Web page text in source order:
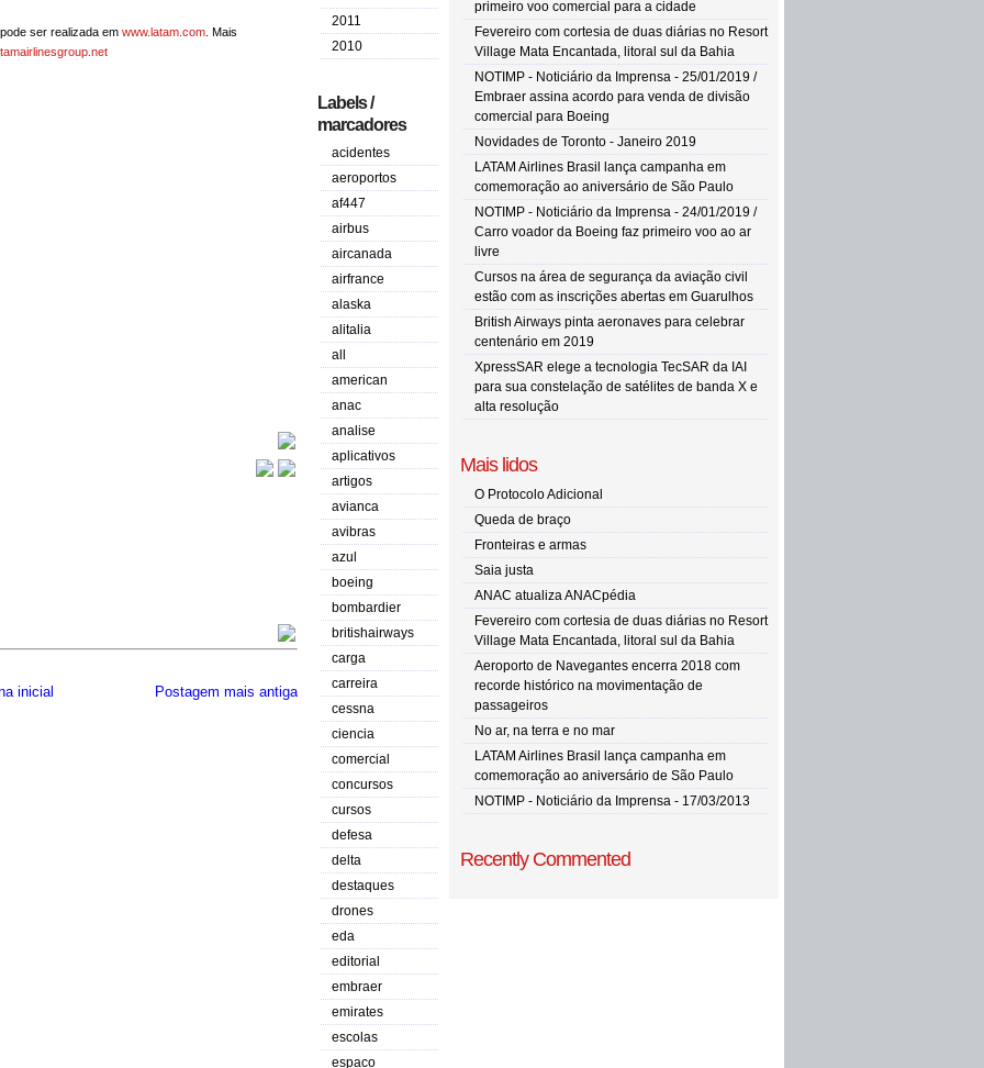
ser realizada em www.latam.com . Mais
Postagem mais antiga
inicial
2011
2010
Labels /
marcadores
acidentes
aeroportos
af447
airbus
aircanada
airfrance
alaska
alitalia
all
american
anac
analise
aplicativos
artigos
avianca
avibras
azul
boeing
bombardier
britishairways
carga
carreira
cessna
ciencia
comercial
concursos
cursos
defesa
delta
destaques
drones
eda
editorial
embraer
emirates
escolas
espaco
primeiro voo comercial para a cidade
Fevereiro com cortesia de duas diárias no Resort
Village Mata Encantada, litoral sul da Bahia
NOTIMP - Noticiário da Imprensa - 25/01/2019 /
Embraer assina acordo para venda de divisão
comercial para Boeing
Novidades de Toronto - Janeiro 2019
LATAM Airlines Brasil lança campanha em
comemoração ao aniversário de São Paulo
NOTIMP - Noticiário da Imprensa - 24/01/2019 /
Carro voador da Boeing faz primeiro voo ao ar
livre
Cursos na área de segurança da aviação civil
estão com as inscrições abertas em Guarulhos
British Airways pinta aeronaves para celebrar
centenário em 2019
XpressSAR elege a tecnologia TecSAR da IAI
para sua constelação de satélites de banda X e
alta resolução
Mais lidos
O Protocolo Adicional
Queda de braço
Fronteiras e armas
Saia justa
ANAC atualiza ANACpédia
Fevereiro com cortesia de duas diárias no Resort
Village Mata Encantada, litoral sul da Bahia
Aeroporto de Navegantes encerra 2018 com
recorde histórico na movimentação de
passageiros
No ar, na terra e no mar
LATAM Airlines Brasil lança campanha em
comemoração ao aniversário de São Paulo
NOTIMP - Noticiário da Imprensa - 17/03/2013
Recently Commented